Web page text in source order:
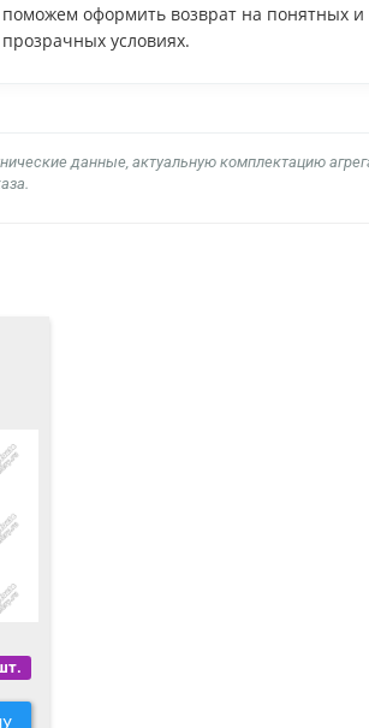
поможем оформить возврат на понятных и
прозрачных условиях.
данные, актуальную комплектацию